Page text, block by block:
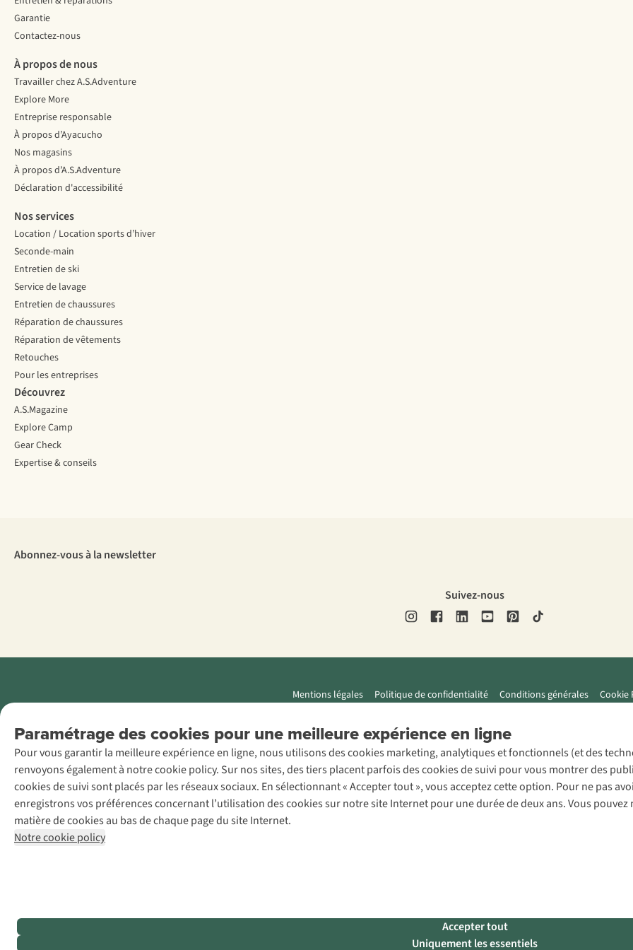
Paramétrage des cookies pour une meilleure expérience en ligne
Pour vous garantir la meilleure expérience en ligne, nous utilisons des cookies marketing, analytiques et fonctionnels (et des
renvoyons également à notre cookie policy. Sur nos sites, des tiers placent parfois des cookies de suivi pour vous montrer des
cookies de suivi sont placés par les réseaux sociaux. En sélectionnant « Accepter tout », vous acceptez cette option. Pour ne pas
enregistrons vos préférences concernant l’utilisation des cookies sur notre site Internet pour une durée de deux ans. Vous
matière de cookies au bas de chaque page du site Internet.
Notre cookie policy
Accepter tout
Uniquement les essentiels
Garantie
Contactez-nous
À propos de nous
Travailler chez A.S.Adventure
Explore More
Entreprise responsable
À propos d’Ayacucho
Nos magasins
À propos d’A.S.Adventure
Déclaration d'accessibilité
Nos services
Location / Location sports d’hiver
Seconde-main
Entretien de ski
Service de lavage
Entretien de chaussures
Réparation de chaussures
Réparation de vêtements
Retouches
Pour les entreprises
Découvrez
A.S.Magazine
Explore Camp
Gear Check
Expertise & conseils
Abonnez-vous à la newsletter
Suivez-nous
Mentions légales Politique de confidentialité Conditions générales Cookie
AS Adventure
Luxemburg SA,
Boulevard F.W.
Raiffeisen 25, L-
2411
Luxembourg
+32 (0)3 828
30 15